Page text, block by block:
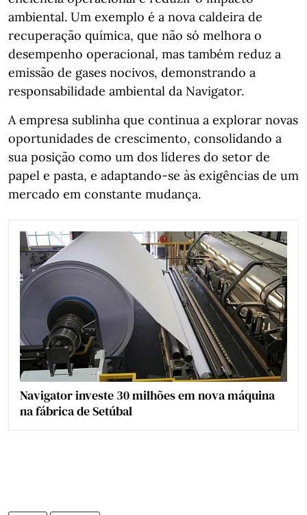
ambiental. Um exemplo é a nova caldeira de
recuperação química, que não só melhora o
desempenho operacional, mas também reduz a
emissão de gases nocivos, demonstrando a
responsabilidade ambiental da Navigator.
A empresa sublinha que continua a explorar novas
oportunidades de crescimento, consolidando a
sua posição como um dos líderes do setor de
papel e pasta, e adaptando-se às exigências de um
mercado em constante mudança.
Navigator investe 30 milhões em nova máquina
na fábrica de Setúbal